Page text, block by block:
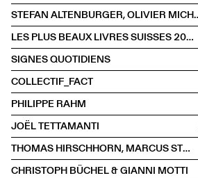
STEFAN ALTENBURGER,
LES PLUS BEAUX LIVRES SUISSES 2004
SIGNES QUOTIDIENS
COLLECTIF_FACT
PHILIPPE RAHM
JOËL TETTAMANTI
THOMAS HIRSCHHORN, MARCUS STEINWEG, GWENAËL MORIN
CHRISTOPH BÜCHEL & GIANNI MOTTI